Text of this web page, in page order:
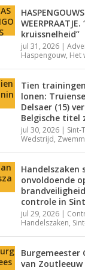
HASPENGOUWS
kruissnelheid”
jul 31, 2026 |
Haspengouw, Het
Tien
lonen:
Delsaer (15)
Belgische titel
jul 30, 2026 | Sint-
Wedstrijd,
Handelszaken
onvoldoende
controle in
jul 29, 2026 |
Handelszaken,
Burgemeester
van